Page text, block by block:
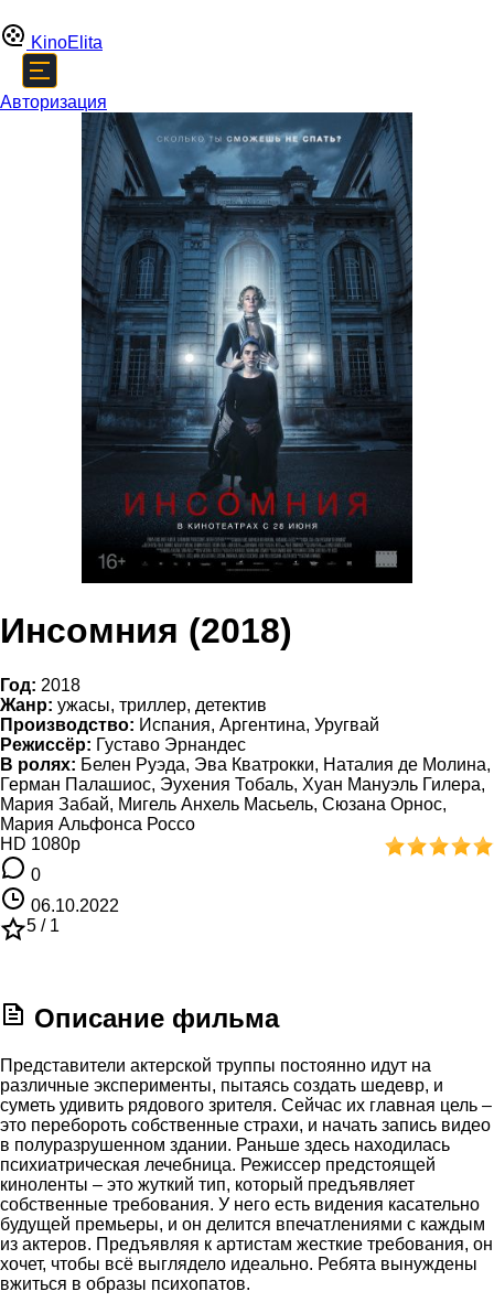
KinoElita
Авторизация
Инсомния (2018)
Год: 2018
Жанр: ужасы, триллер, детектив
Производство: Испания, Аргентина, Уругвай
Режиссёр: Густаво Эрнандес
В ролях: Белен Руэда, Эва Кватрокки, Наталия де Молина,
Герман Палашиос, Эухения Тобаль, Хуан Мануэль Гилера,
Мария Забай, Мигель Анхель Масьель, Сюзана Орнос,
Мария Альфонса Россо
HD 1080p
0
06.10.2022
5 / 1
Описание фильма
Представители актерской труппы постоянно идут на
различные эксперименты, пытаясь создать шедевр, и
суметь удивить рядового зрителя. Сейчас их главная цель –
это перебороть собственные страхи, и начать запись видео
в полуразрушенном здании. Раньше здесь находилась
психиатрическая лечебница. Режиссер предстоящей
киноленты – это жуткий тип, который предъявляет
собственные требования. У него есть видения касательно
будущей премьеры, и он делится впечатлениями с каждым
из актеров. Предъявляя к артистам жесткие требования, он
хочет, чтобы всё выглядело идеально. Ребята вынуждены
вжиться в образы психопатов.